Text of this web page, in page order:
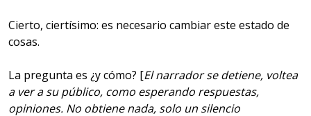
Cierto, ciertísimo: es necesario cambiar este estado de
cosas.
La pregunta es ¿y cómo? [El narrador se detiene, voltea
a ver a su público, como esperando respuestas,
opiniones. No obtiene nada, solo un silencio